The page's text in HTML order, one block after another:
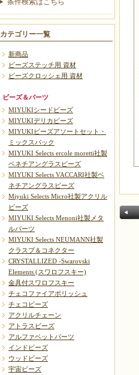
条件検索はこちら
カテゴリー一覧
新商品
ビーズステッチ用 資材
ビーズクロッシェ用 資材
ビーズ＆パーツ
MIYUKIシードビーズ
MIYUKIデリカビーズ
MIYUKIビーズアソートセット・
ミックスパック
MIYUKI Selects ercole moretti社製
ベネチアングラスビーズ
MIYUKI Selects VACCARI社製ベ
ネチアングラスビーズ
Miyuki Selects Micro社製アクリル
ビーズ
MIYUKI Selects Menoni社製メタ
ルパーツ
MIYUKI Selects NEUMANN社製
クラスプ＆コネクター
CRYSTALLIZED -Swarovski
Elements (スワロフスキー)
金具付スワロフスキー
チェコファイアポリッシュ
チェコビーズ
アクリルチェーン
アトラスビーズ
アルファベットパーツ
インドビーズ
ウッドビーズ
宇宙ビーズ